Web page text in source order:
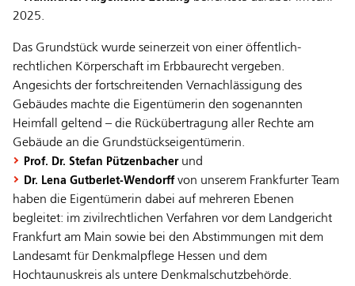
2025.
Das Grundstück wurde seinerzeit von einer öffentlich-
rechtlichen Körperschaft im Erbbaurecht vergeben.
Angesichts der fortschreitenden Vernachlässigung des
Gebäudes machte die Eigentümerin den sogenannten
Heimfall geltend – die Rückübertragung aller Rechte am
Gebäude an die Grundstückseigentümerin.
Prof. Dr. Stefan Pützenbacherund
Dr. Lena Gutberlet-Wendorffvon unserem Frankfurter Team
haben die Eigentümerin dabei auf mehreren Ebenen
begleitet: im zivilrechtlichen Verfahren vor dem Landgericht
Frankfurt am Main sowie bei den Abstimmungen mit dem
Landesamt für Denkmalpflege Hessen und dem
Hochtaunuskreis als untere Denkmalschutzbehörde.